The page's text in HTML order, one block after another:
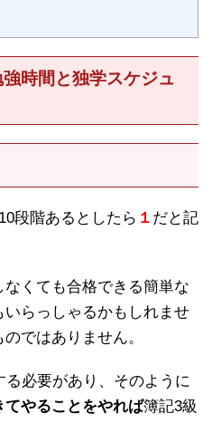
時間と独学スケジュ
段階あるとしたら １ だと記
くても合格できる簡単な
らっしゃるかもしれませ
ではありません。
必要があり、そのように
やることをやれば簿記3級